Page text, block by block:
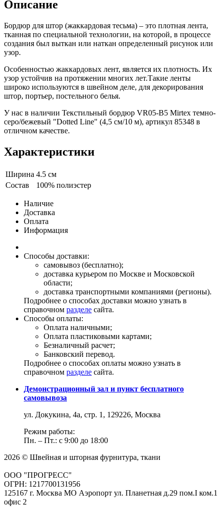
Описание
Бордюр для штор (жаккардовая тесьма) – это плотная лента,
тканная по специальной технологии, на которой, в процессе
создания был выткан или наткан определенный рисунок или
узор.
Особенностью жаккардовых лент, является их плотность. Их
узор устойчив на протяжении многих лет.Такие ленты
широко используются в швейном деле, для декорирования
штор, портьер, постельного белья.
У нас в наличии Текстильный бордюр VR05-B5 Mirtex темно-
серо/бежевый "Dotted Line" (4,5 см/10 м), артикул 85348 в
отличном качестве.
Характеристики
Ширина 4.5 см
Состав
100% полиэстер
Наличие
Доставка
Оплата
Информация
Способы доставки:
самовывоз (бесплатно);
доставка курьером по Москве и Московской
области;
доставка транспортными компаниями (регионы).
Подробнее о способах доставки можно узнать в
справочном разделе сайта.
Способы оплаты:
Оплата наличными;
Оплата пластиковыми картами;
Безналичный расчет;
Банковский перевод.
Подробнее о способах оплаты можно узнать в
справочном разделе сайта.
Демонстрационный зал и пункт бесплатного
самовывоза
ул. Докукина, 4а, стр. 1, 129226, Москва
Режим работы:
Пн. – Пт.: с 9:00 до 18:00
2026 © Швейная и шторная фурнитура, ткани
ООО "ПРОГРЕСС"
ОГРН: 1217700131956
125167 г. Москва МО Аэропорт ул. Планетная д.29 пом.I ком.1
офис 2